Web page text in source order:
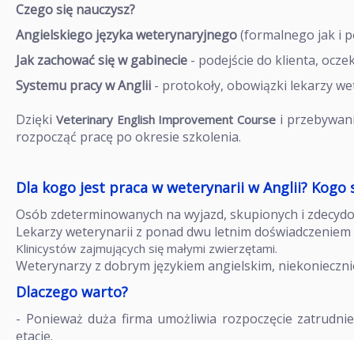
Czego się nauczysz?
Angielskiego języka weterynaryjnego(formalnego jak i
Jak zachować się w gabinecie - podejście do klienta,
Systemu pracy w Anglii - protokoły, obowiązki lekarzy
Dzięki Veterinary English Improvement Course i
rozpocząć pracę po okresie szkolenia.
Dla kogo jest praca w weterynarii w Anglii? Kogo
Osób zdeterminowanych na wyjazd, skupionych i
Lekarzy weterynarii z ponad dwu letnim
Klinicystów zajmujących się małymi zwierzętami.
Weterynarzy z dobrym językiem angielskim,
Dlaczego warto?
- Ponieważ duża firma umożliwia rozpoczęcie
etacie.